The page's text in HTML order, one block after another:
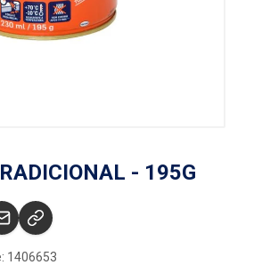
- 195G
1406653